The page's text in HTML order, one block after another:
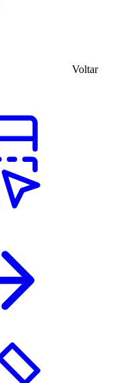
Voltar